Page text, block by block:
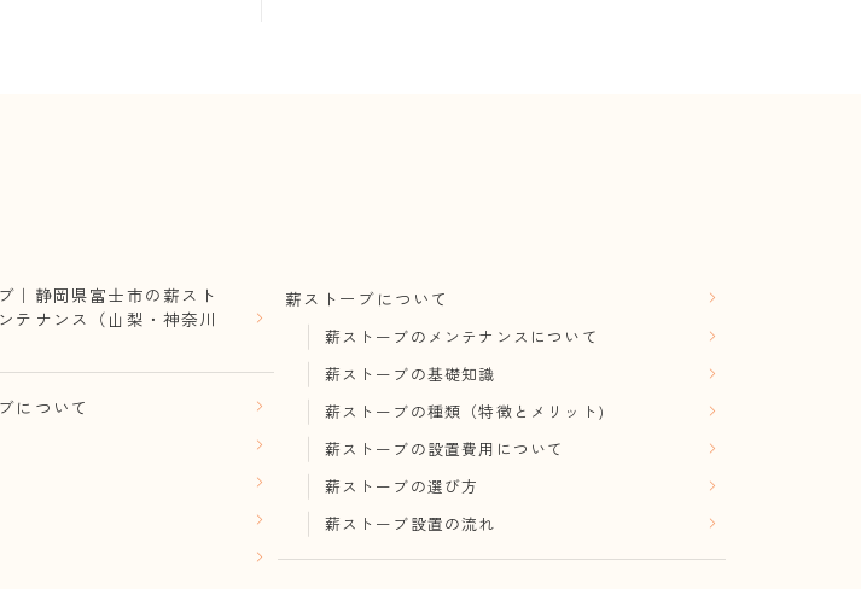
｜静岡県富士市の薪スト
テナンス（山梨・神奈川
について
薪ストーブについて
薪ストーブのメンテナンスについて
薪ストーブの基礎知識
薪ストーブの種類（特徴とメリット)
薪ストーブの設置費用について
薪ストーブの選び方
薪ストーブ設置の流れ